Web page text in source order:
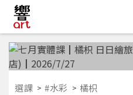
選課 #水彩 橘枳